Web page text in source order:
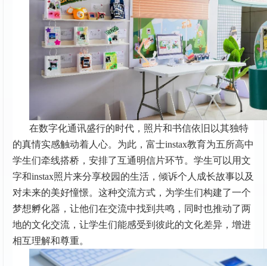
在数字化通讯盛行的时代，照片和书信依旧以其独特
的真情实感触动着人心。为此，富士instax教育为五所高中
学生们牵线搭桥，安排了互通明信片环节。学生可以用文
字和instax照片来分享校园的生活，倾诉个人成长故事以及
对未来的美好憧憬。这种交流方式，为学生们构建了一个
梦想孵化器，让他们在交流中找到共鸣，同时也推动了两
地的文化交流，让学生们能感受到彼此的文化差异，增进
相互理解和尊重。